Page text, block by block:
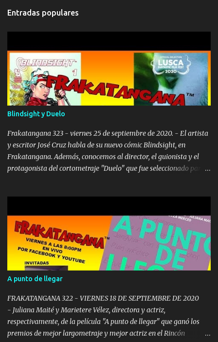
t
i
o
s
Entradas populares
Blindsight y Duelo
Frakatangana 323 - viernes 25 de septiembre de 2020. - El artista
y escritor José Cruz habla de su nuevo cómic Blindsight, en
Frakatangana. Además, conocemos al director, el guionista y el
protagonista del cortometraje "Duelo" que fue seleccionado para
frakanáticos, los artistas boricuas siguen aprovechando la
pandemia para publicar nuevos cómics. En programas pasados
hablamos con: Antonino rosado de adrenalina # 4, Francisco
gonzález cruz de macabro # 4 , Pedro cortés de chupacabra xtra #
6 Angel fuentes de gunbreed Juan lapaix de las brujas gemelas de
cazadores esotéricos Y hoy vamos a hablar de otro cómic más
que acaba de salir, que tiene de protagonista a una mujer
newyorrican y ciega. El comic se llama “ Blindsight ” y tenemos
con nosotros a su creador J...
A punto de llegar
FRAKATANGANA 322 - VIERNES 18 DE SEPTIEMBRE DE 2020
- Juliana Maité y Marietere Vélez, directora y actriz,
respectivamente, de la película "A punto de llegar" que ganó los
premios de mejor largometraje y mejor actriz en el Rincón